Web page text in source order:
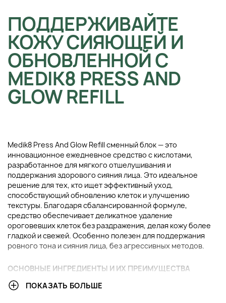
ПОДДЕРЖИВАЙТЕ
КОЖУ СИЯЮЩЕЙ И
ОБНОВЛЕННОЙ С
MEDIK8 PRESS AND
GLOW REFILL
Medik8 Press And Glow Refill сменный блок — это
инновационное ежедневное средство с кислотами,
разработанное для мягкого отшелушивания и
поддержания здорового сияния лица. Это идеальное
решение для тех, кто ищет эффективный уход,
способствующий обновлению клеток и улучшению
текстуры. Благодаря сбалансированной формуле,
средство обеспечивает деликатное удаление
ороговевших клеток без раздражения, делая кожу более
гладкой и свежей. Особенно полезен для поддержания
ровного тона и сияния лица, без агрессивных методов.
ОСНОВНЫЕ ИНГРЕДИЕНТЫ И ИХ ПРЕИМУЩЕСТВА
Глюконолактон (PHA):
ПОКАЗАТЬ БОЛЬШЕ